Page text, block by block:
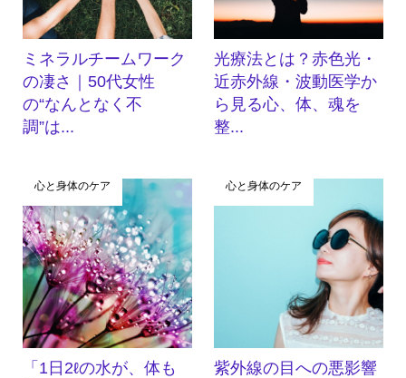
ミネラルチームワーク
の凄さ｜50代女性
の“なんとなく不
調”は...
光療法とは？赤色光・
近赤外線・波動医学か
ら見る心、体、魂を
整...
心と身体のケア
「1日2ℓの水が、体も
心と身体のケア
紫外線の目への悪影響